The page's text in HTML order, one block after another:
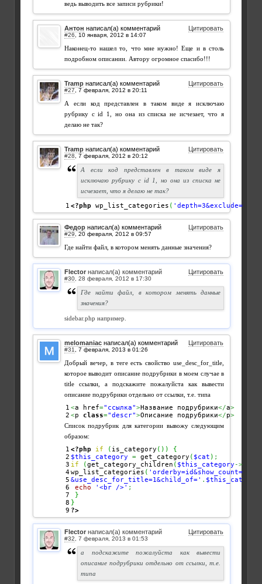
ведь выводить все записи рубрики!
Антон написал(а) комментарий Цитировать
#26
Наконец-то нашел то, что мне нужно! Еще и в столь
подробном описании. Автору огромное спасибо!!!
Tramp написал(а) комментарий Цитировать
#27
А если код представлен в таком виде я исключаю
рубрику с id 1, но она из списка не исчезает, что я
делаю не так?
Tramp написал(а) комментарий Цитировать
#28
А если код представлен в таком виде я
исключаю рубрику с id 1, но она из списка не
исчезает, что я делаю не так?
<?php wp_list_categories (
Федор написал(а) комментарий Цитировать
#29
Где найти файл, в котором менять данные значения?
Flector написал(а) комментарий Цитировать
#30
Где найти файл, в котором менять данные
значения?
sidebar.php например.
melomaniac написал(а) комментарий Цитировать
#31
Добрый вечер, в теге есть свойство use_desc_for_title,
которое выводит описание подрубрики в моем случае в
title ссылки, а подскажите пожалуйста как вывести
описание подрубрики отдельно от ссылки, т.е. типа
1 <a href="ссылка">Название подрубрики</a>
<p class="descr">Описание подрубрики</p>
Список подрубрик для категории вывожу следующим
образом:
1
2
3
4
5
6
7
8
<?php if ( is_category ( ) )
{
$this_category
= get_category ( $cat ) ;
if
(get_category_children ( $this_category ->
wp_list_categories (
&use_desc_for_title=1&child_of=' .
echo
'<br />' ;
}
}
?>
Flector написал(а) комментарий Цитировать
#32
а подскажите пожалуйста как вывести
описание подрубрики отдельно от ссылки, т.е.
типа